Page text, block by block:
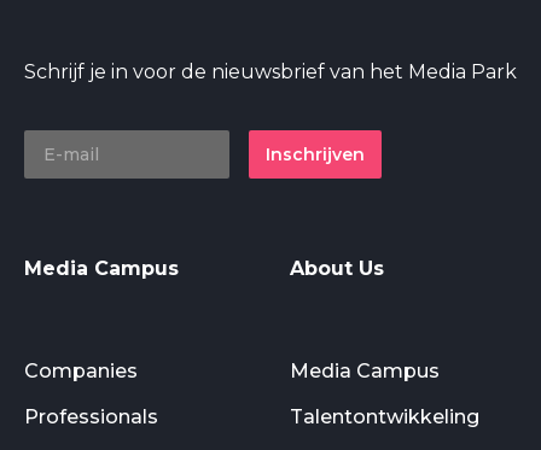
Schrijf je in voor de nieuwsbrief van het Media Park
Inschrijven
Media Campus
Companies
Professionals
About Us
Media Campus
Talentontwikkeling